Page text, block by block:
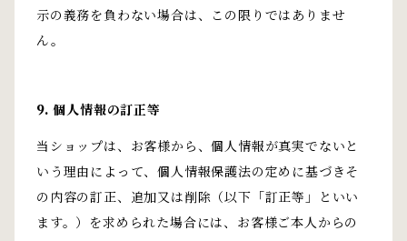
示の義務を負わない場合は、この限りではありませ
ん。
9. 個人情報の訂正等
当ショップは、お客様から、個人情報が真実でないと
いう理由によって、個人情報保護法の定めに基づきそ
の内容の訂正、追加又は削除（以下「訂正等」といい
ます。）を求められた場合には、お客様ご本人からの